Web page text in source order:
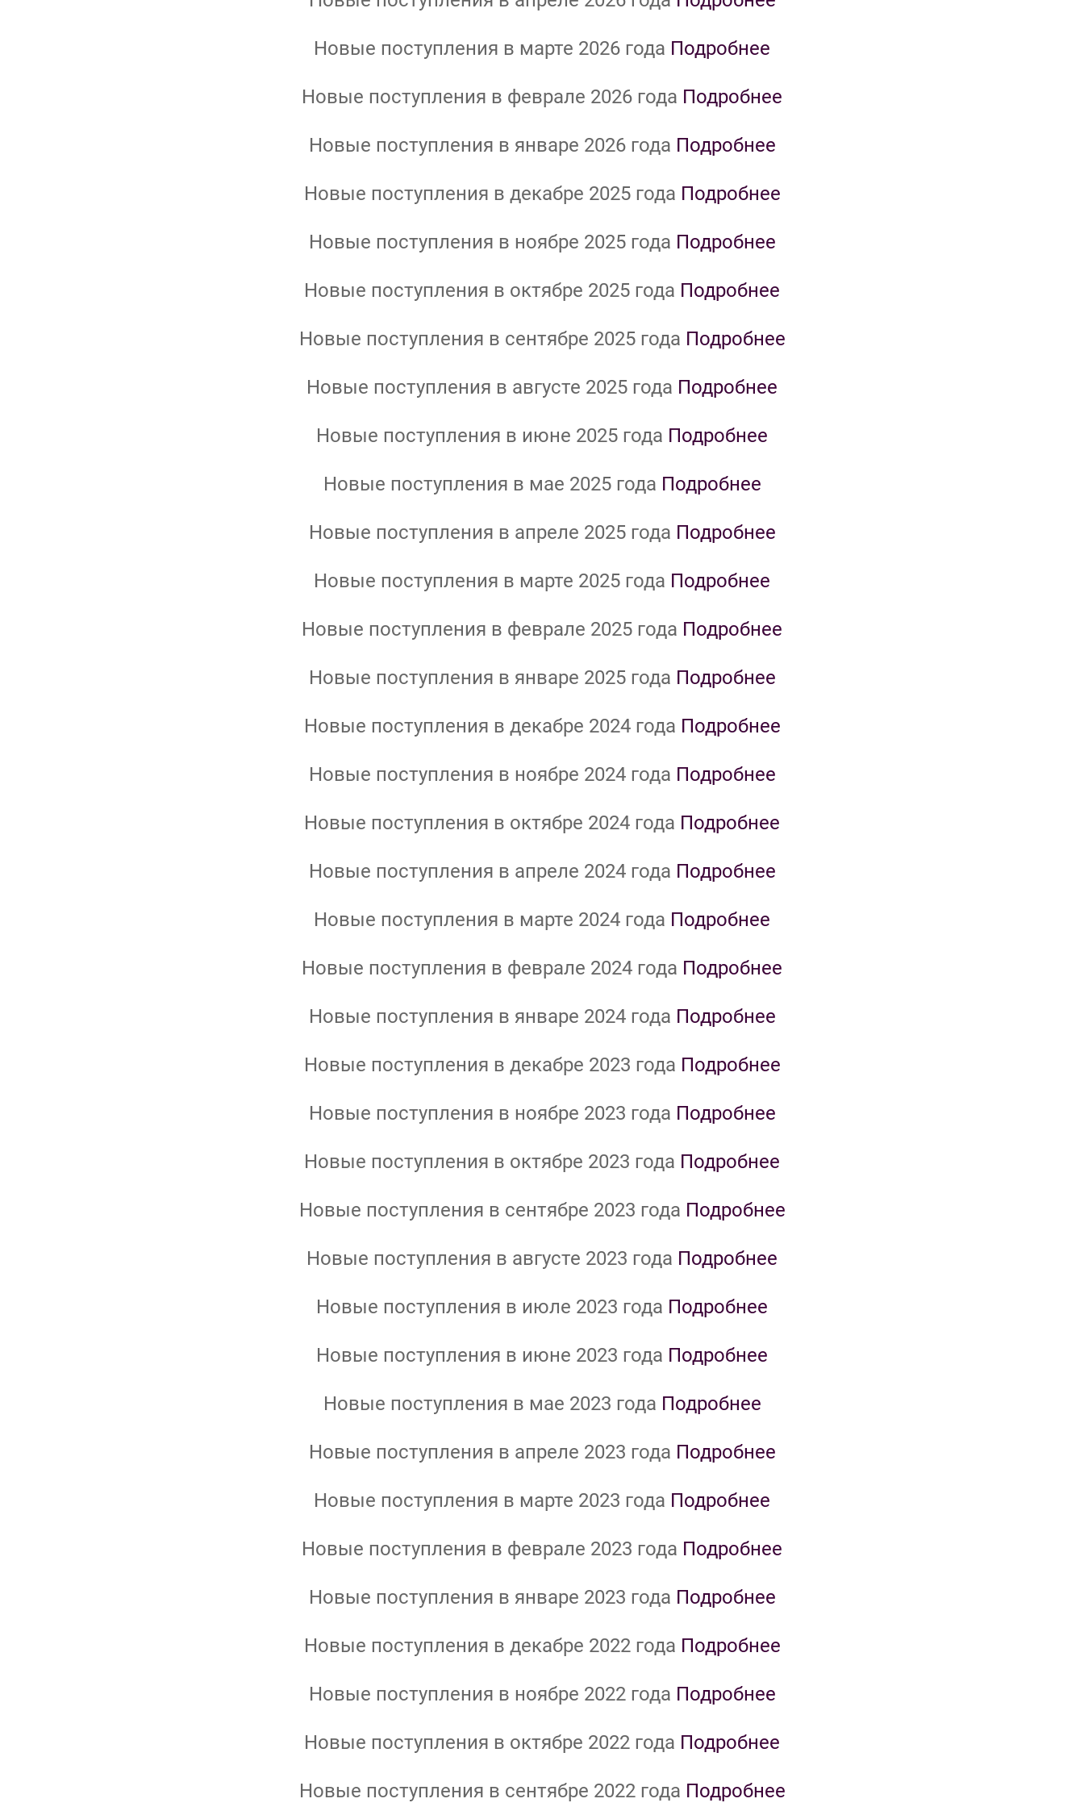
Новые поступления в марте 2026 года Подробнее
Новые поступления в феврале 2026 года Подробнее
Новые поступления в январе 2026 года Подробнее
Новые поступления в декабре 2025 года Подробнее
Новые поступления в ноябре 2025 года Подробнее
Новые поступления в октябре 2025 года Подробнее
Новые поступления в сентябре 2025 года Подробнее
Новые поступления в августе 2025 года Подробнее
Новые поступления в июне 2025 года Подробнее
Новые поступления в мае 2025 года Подробнее
Новые поступления в апреле 2025 года Подробнее
Новые поступления в марте 2025 года Подробнее
Новые поступления в феврале 2025 года Подробнее
Новые поступления в январе 2025 года Подробнее
Новые поступления в декабре 2024 года Подробнее
Новые поступления в ноябре 2024 года Подробнее
Новые поступления в октябре 2024 года Подробнее
Новые поступления в апреле 2024 года Подробнее
Новые поступления в марте 2024 года Подробнее
Новые поступления в феврале 2024 года Подробнее
Новые поступления в январе 2024 года Подробнее
Новые поступления в декабре 2023 года Подробнее
Новые поступления в ноябре 2023 года Подробнее
Новые поступления в октябре 2023 года Подробнее
Новые поступления в сентябре 2023 года Подробнее
Новые поступления в августе 2023 года Подробнее
Новые поступления в июле 2023 года Подробнее
Новые поступления в июне 2023 года Подробнее
Новые поступления в мае 2023 года Подробнее
Новые поступления в апреле 2023 года Подробнее
Новые поступления в марте 2023 года Подробнее
Новые поступления в феврале 2023 года Подробнее
Новые поступления в январе 2023 года Подробнее
Новые поступления в декабре 2022 года Подробнее
Новые поступления в ноябре 2022 года Подробнее
Новые поступления в октябре 2022 года Подробнее
Новые поступления в сентябре 2022 года Подробнее